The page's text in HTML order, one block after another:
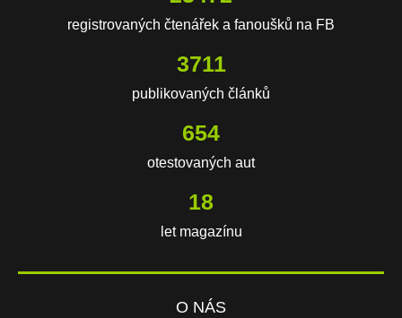
registrovaných čtenářek a fanoušků na FB
3711
publikovaných článků
654
otestovaných aut
18
let magazínu
O NÁS